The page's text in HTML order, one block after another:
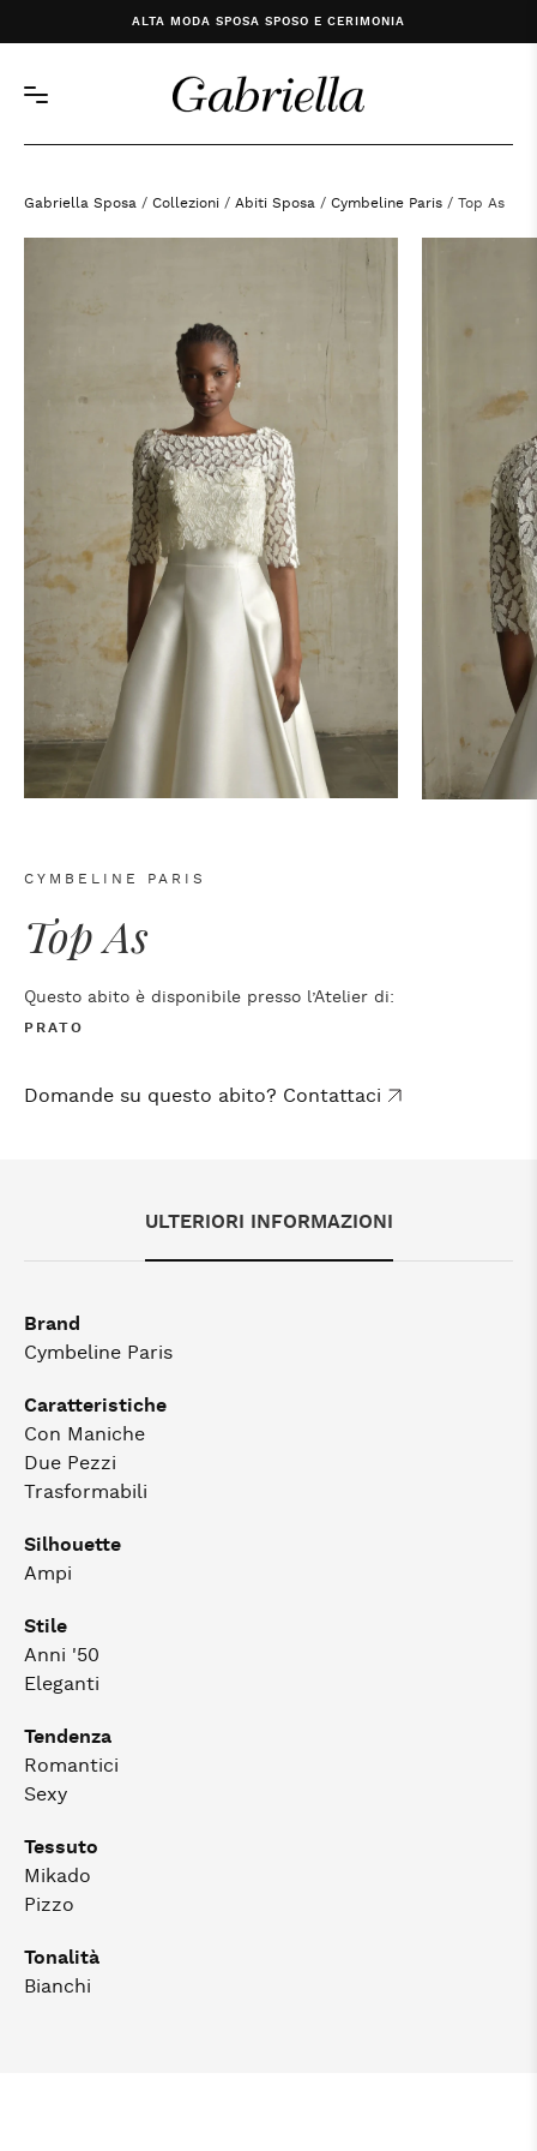
ALTA MODA SPOSA SPOSO E CERIMONIA
Gabriella Sposa / Collezioni / Abiti Sposa / Cymbeline Paris / Top As
ULTERIORI INFORMAZIONI
Brand
Cymbeline Paris
Caratteristiche
Con Maniche
Due Pezzi
Trasformabili
Silhouette
Ampi
Stile
Anni '50
Eleganti
Tendenza
Romantici
Sexy
Tessuto
Mikado
Pizzo
Tonalità
Bianchi
CYMBELINE PARIS
Top As
Questo abito è disponibile presso l’Atelier di:
PRATO
Domande su questo abito? Contattaci